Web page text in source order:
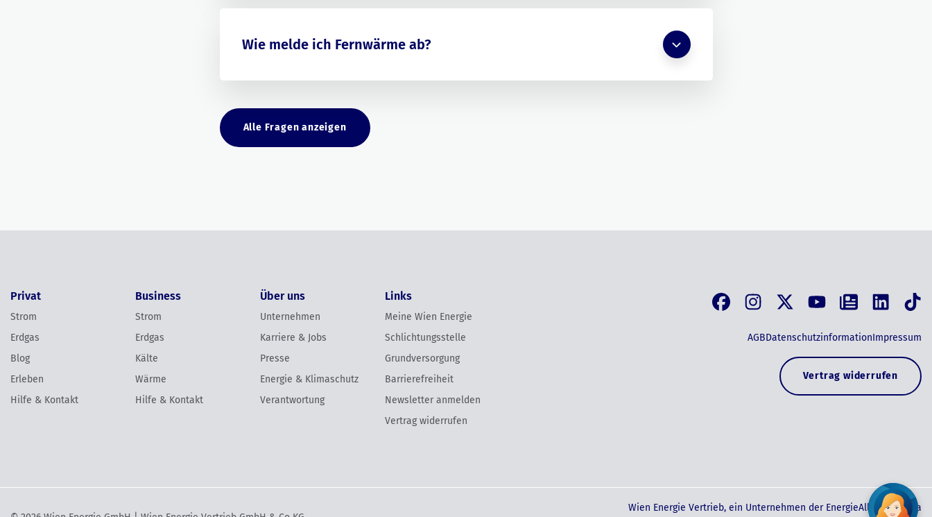
Wie melde ich Fernwärme ab?
Alle Fragen anzeigen
Privat
Strom
Erdgas
Blog
Erleben
Hilfe & Kontakt
Business
Strom
Erdgas
Kälte
Wärme
Hilfe & Kontakt
Über uns
Unternehmen
Karriere & Jobs
Presse
Energie & Klimaschutz
Verantwortung
Links
Meine Wien Energie
Schlichtungsstelle
Grundversorgung
Barrierefreiheit
Newsletter anmelden
Vertrag widerrufen
AGBDatenschutzinformationImpressum
Vertrag widerrufen
Wien Energie Vertrieb, ein Unternehmen der EnergieAllianz Austria